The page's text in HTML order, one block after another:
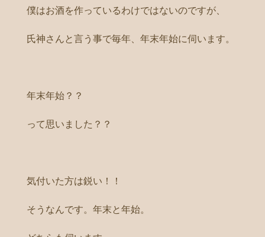
僕はお酒を作っているわけではないのですが、
氏神さんと言う事で毎年、年末年始に伺います。
年末年始？？
って思いました？？
気付いた方は鋭い！！
そうなんです。年末と年始。